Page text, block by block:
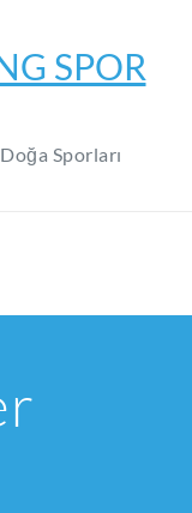
SPOR
Sporları